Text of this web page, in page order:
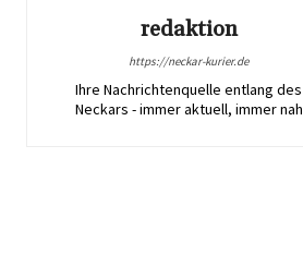
redaktion
https://neckar-kurier.de
Ihre Nachrichtenquelle entlang des
Neckars - immer aktuell, immer nah